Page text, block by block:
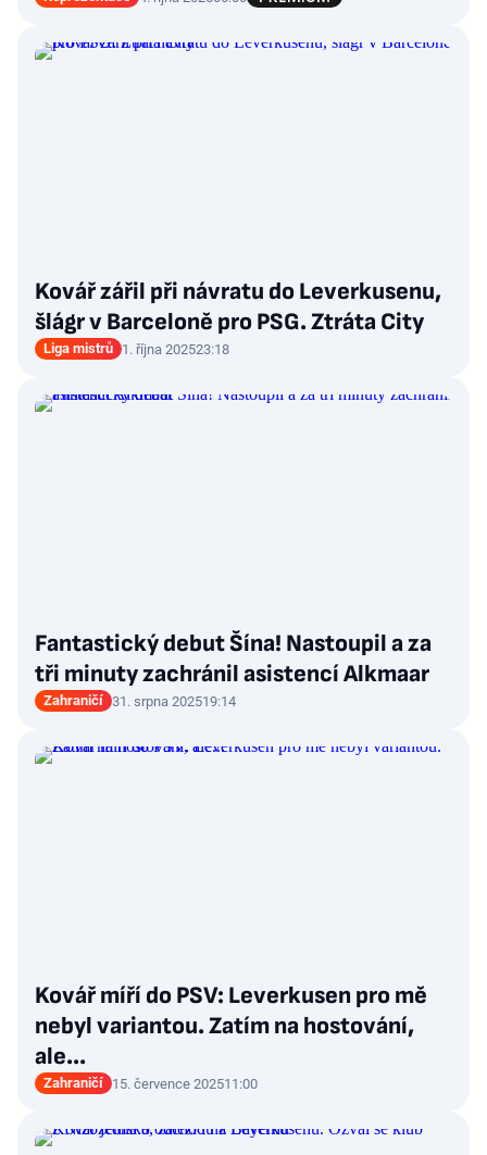
Kovář zářil při návratu do Leverkusenu,
šlágr v Barceloně pro PSG. Ztráta City
Liga mistrů 1. října 202523:18
Fantastický debut Šína! Nastoupil a za
tři minuty zachránil asistencí Alkmaar
Zahraničí 31. srpna 202519:14
Kovář míří do PSV: Leverkusen pro mě
nebyl variantou. Zatím na hostování,
ale...
Zahraničí 15. července 202511:00